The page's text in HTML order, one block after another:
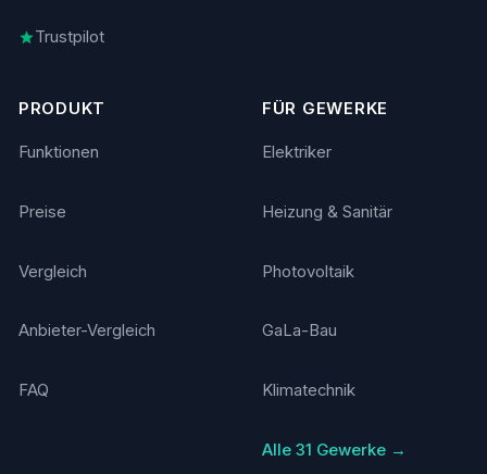
Trustpilot
PRODUKT
Funktionen
Preise
Vergleich
Anbieter-Vergleich
FAQ
FÜR GEWERKE
Elektriker
Heizung & Sanitär
Photovoltaik
GaLa-Bau
Klimatechnik
Alle 31 Gewerke →